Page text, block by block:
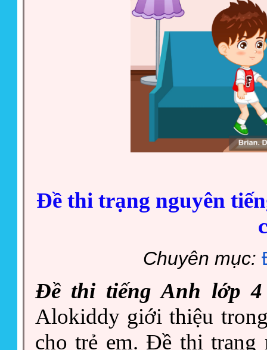
Đề thi trạng nguyên
Chuyên mục:
Đề thi tiếng Anh lớp 4
Alokiddy giới thiệu
cho trẻ em. Đề thi trạng